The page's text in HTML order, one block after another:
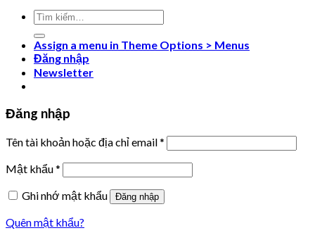
Tìm
kiếm:
Assign a menu in Theme Options > Menus
Đăng nhập
Newsletter
Đăng nhập
Tên tài khoản hoặc địa chỉ email*
Mật khẩu*
Ghi nhớ mật khẩu
Đăng nhập
Quên mật khẩu?